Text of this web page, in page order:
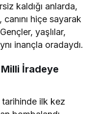
kaldığı anlarda,
hiçe sayarak
yaşlılar,
inançla oradaydı.
İradeye
ilk kez